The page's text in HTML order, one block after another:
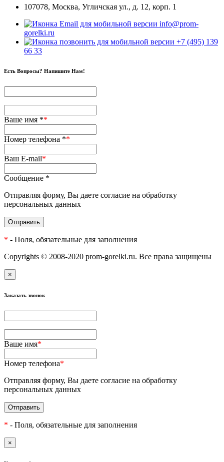
107078, Москва, Угличская ул., д. 12, корп. 1
info@prom-
gorelki.ru
+7 (495) 139
66 33
Есть Вопросы? Напишите Нам!
Ваше имя **
Номер телефона **
Ваш E-mail*
Сообщение *
Отправляя форму, Вы даете согласие на обработку
персональных данных
Отправить
* - Поля, обязательные для заполнения
Copyrights © 2008-2020 prom-gorelki.ru. Все права защищены
×
Заказать звонок
Ваше имя*
Номер телефона*
Отправляя форму, Вы даете согласие на обработку
персональных данных
Отправить
* - Поля, обязательные для заполнения
×